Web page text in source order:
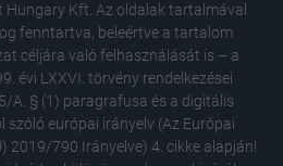
Kft. Az oldalak tartalmával
fenntartva, beleértve a tartalom
céljára való felhasználását is – a
évi LXXVI. törvény rendelkezései
A. § (1) paragrafusa és a digitális
európai irányelv (Az Európai
2019/790 Irányelve) 4. cikke alapján!